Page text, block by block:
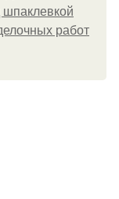
шпаклевкой
работ